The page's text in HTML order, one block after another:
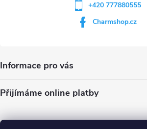
+420 777880555
Charmshop.cz
Informace pro vás
Přijímáme online platby